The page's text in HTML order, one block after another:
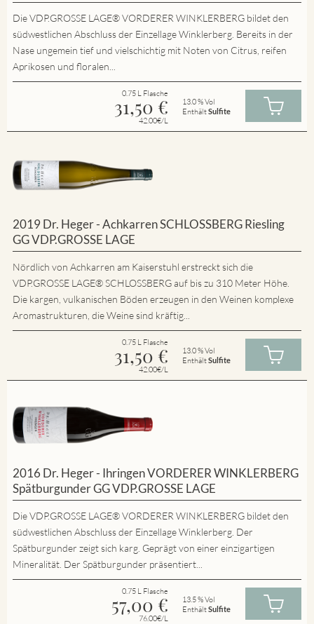
Die VDP.GROSSE LAGE® VORDERER WINKLERBERG bildet den
südwestlichen Abschluss der Einzellage Winklerberg. Bereits in der
Nase ungemein tief und vielschichtig mit Noten von Citrus, reifen
Aprikosen und floralen...
0.75 L Flasche
31,50 €
42.00€/L
13.0 % Vol
EnthältSulfite
2019 Dr. Heger - Achkarren SCHLOSSBERG Riesling
GG VDP.GROSSE LAGE
Nördlich von Achkarren am Kaiserstuhl erstreckt sich die
VDP.GROSSE LAGE® SCHLOSSBERG auf bis zu 310 Meter Höhe.
Die kargen, vulkanischen Böden erzeugen in den Weinen komplexe
Aromastrukturen, die Weine sind kräftig...
0.75 L Flasche
31,50 €
42.00€/L
13.0 % Vol
EnthältSulfite
2016 Dr. Heger - Ihringen VORDERER WINKLERBERG
Spätburgunder GG VDP.GROSSE LAGE
Die VDP.GROSSE LAGE® VORDERER WINKLERBERG bildet den
südwestlichen Abschluss der Einzellage Winklerberg. Der
Spätburgunder zeigt sich karg. Geprägt von einer einzigartigen
Mineralität. Der Spätburgunder präsentiert...
0.75 L Flasche
57,00 €
76.00€/L
13.5 % Vol
EnthältSulfite